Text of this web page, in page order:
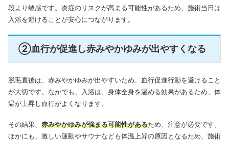
段より敏感です。炎症のリスクが高まる可能性があるため、施術当日は
入浴を避けることが安心につながります。
②血行が促進し赤みやかゆみが出やすくなる
脱毛直後は、赤みやかゆみが出やすいため、血行促進行動を避けること
が大切です。なかでも、入浴は、身体全身を温める効果があるため、体
温が上昇し血行がよくなります。
その結果、 赤みやかゆみが強まる可能性があるため、注意が必要です。
ほかにも、激しい運動やサウナなども体温上昇の原因となるため、施術